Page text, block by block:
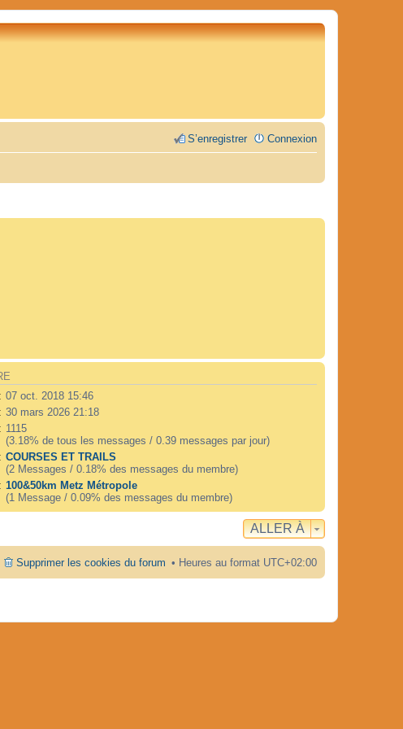
Connexion
S’enregistrer
07 oct. 2018 15:46
30 mars 2026 21:18
1115
(3.18% de tous les messages / 0.39 messages par jour)
COURSES ET TRAILS
(2 Messages / 0.18% des messages du membre)
100&50km Metz Métropole
(1 Message / 0.09% des messages du membre)
ALLER À
Heures au format UTC+02:00
Supprimer les cookies du forum